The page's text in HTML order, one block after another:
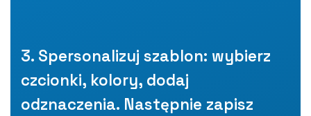
3. Spersonalizuj szablon: wybierz
czcionki, kolory, dodaj
odznaczenia. Następnie zapisz